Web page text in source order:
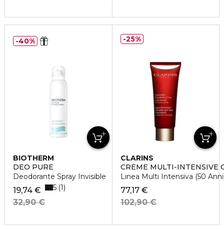
BIOTHERM
DEO PURE
Deodorante Spray Invisible
19,74 €
32,90 €
5 1
40%
CLARINS
CRÈME MULTI-INTENSIVE
Linea Multi Intensiva (50
77,17 €
102,90 €
25%